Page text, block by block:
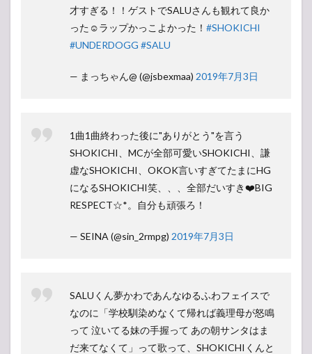
才すぎる！！ゲストでSALUさんも観れて良か
った☺️ラップかっこよかった！ #SHOKICHI
#UNDERDOGG #SALU
— まっちゃん@ (@jsbexmaa) 2019年7月3日
1曲1曲終わった後に"ありがとう"を言う
SHOKICHI、MCが全部可愛いSHOKICHI、謙
虚なSHOKICHI、OKOK言いすぎてたまにHG
になるSHOKICHI笑、、、全部だいすき❤️BIG
RESPECT☆*。自分も頑張ろ！
— SEINA (@sin_2rmpg) 2019年7月3日
SALUくん夢かわであんなゆるふわフェイスで
なのに「学校馴染めなくて帰れば義理母が怒鳴
って 泣いてる妹の手握って あの朝サンタはま
だ来てなくて」って歌って、SHOKICHIくんと